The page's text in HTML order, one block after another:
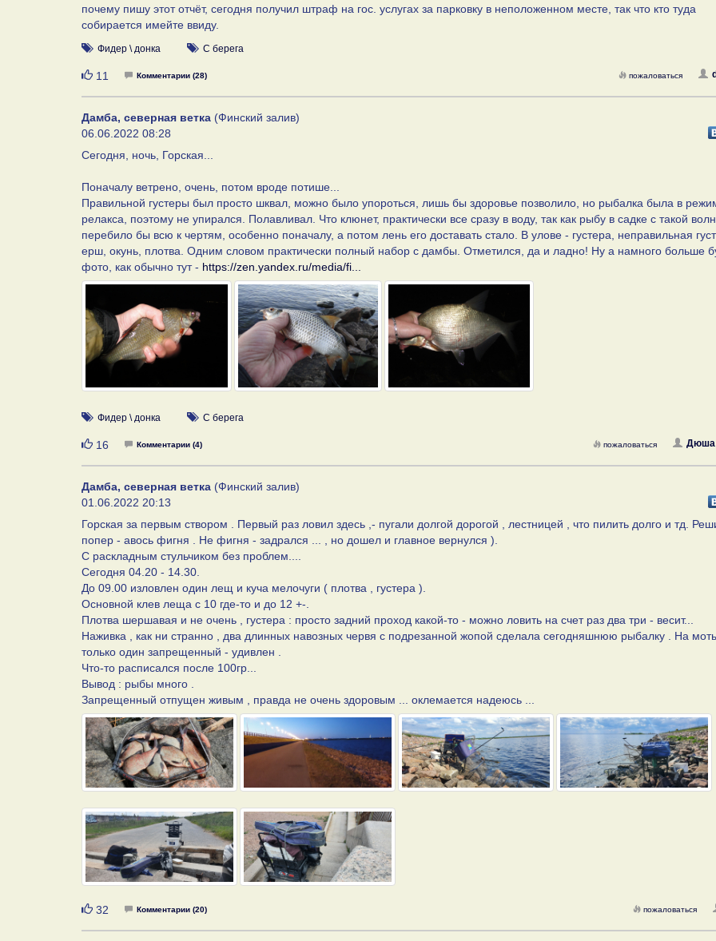
почему пишу этот отчёт, сегодня получил штраф на гос. услугах за парковку в неположенном месте, так что кто туда
собирается имейте ввиду.
Фидер \ донка С берега
Нравится
11 Комментарии (28) пожаловаться
Дамба, северная ветка (Финский залив)
06.06.2022 08:28
Сегодня, ночь, Горская...
Поначалу ветрено, очень, потом вроде потише...
Правильной густеры был просто шквал, можно было упороться, лишь бы здоровье позволило, но рыбалка была в
релакса, поэтому не упирался. Полавливал. Что клюнет, практически все сразу в воду, так как рыбу в садке с такой
перебило бы всю к чертям, особенно поначалу, а потом лень его доставать стало. В улове - густера, неправильная
ерш, окунь, плотва. Одним словом практически полный набор с дамбы. Отметился, да и ладно! Ну а намного больше
фото, как обычно тут - https://zen.yandex.ru/media/fi...
Фидер \ донка С берега
Нравится
16 Комментарии (4) Дюша
пожаловаться
Дамба, северная ветка (Финский залив)
01.06.2022 20:13
Горская за первым створом . Первый раз ловил здесь ,- пугали долгой дорогой , лестницей , что пилить долго и тд.
попер - авось фигня . Не фигня - задрался ... , но дошел и главное вернулся ).
С раскладным стульчиком без проблем....
Сегодня 04.20 - 14.30.
До 09.00 изловлен один лещ и куча мелочуги ( плотва , густера ).
Основной клев леща с 10 где-то и до 12 +-.
Плотва шершавая и не очень , густера : просто задний проход какой-то - можно ловить на счет раз два три - весит...
Наживка , как ни странно , два длинных навозных червя с подрезанной жопой сделала сегодняшнюю рыбалку . На
только один запрещенный - удивлен .
Что-то расписался после 100гр...
Вывод : рыбы много .
Запрещенный отпущен живым , правда не очень здоровым ... оклемается надеюсь ...
Нравится
32 Комментарии (20) пожаловаться